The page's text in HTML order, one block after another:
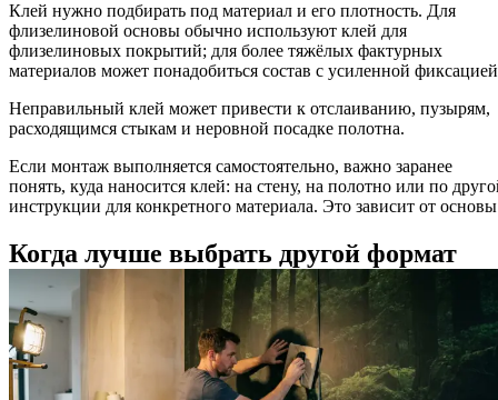
Клей нужно подбирать под материал и его плотность. Для
флизелиновой основы обычно используют клей для
флизелиновых покрытий; для более тяжёлых фактурных
материалов может понадобиться состав с усиленной
Неправильный клей может привести к отслаиванию, пузырям,
расходящимся стыкам и неровной посадке полотна.
Если монтаж выполняется самостоятельно, важно заранее
понять, куда наносится клей: на стену, на полотно или по
инструкции для конкретного материала. Это зависит от
Когда лучше выбрать другой формат